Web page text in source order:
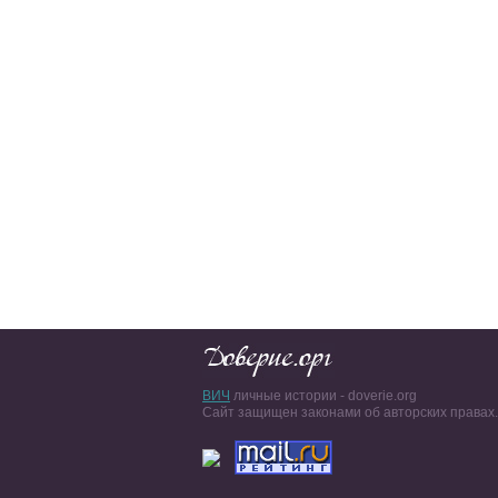
ВИЧ личные истории - doverie.org
Сайт защищен законами об авторских